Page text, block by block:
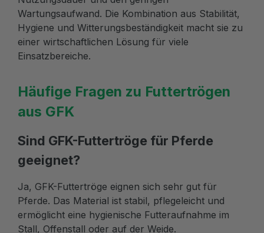
Wartungsaufwand. Die Kombination aus Stabilität,
Hygiene und Witterungsbeständigkeit macht sie zu
einer wirtschaftlichen Lösung für viele
Einsatzbereiche.
Häufige Fragen zu Futtertrögen
aus GFK
Sind GFK-Futtertröge für Pferde
geeignet?
Ja, GFK-Futtertröge eignen sich sehr gut für
Pferde. Das Material ist stabil, pflegeleicht und
ermöglicht eine hygienische Futteraufnahme im
Stall, Offenstall oder auf der Weide.